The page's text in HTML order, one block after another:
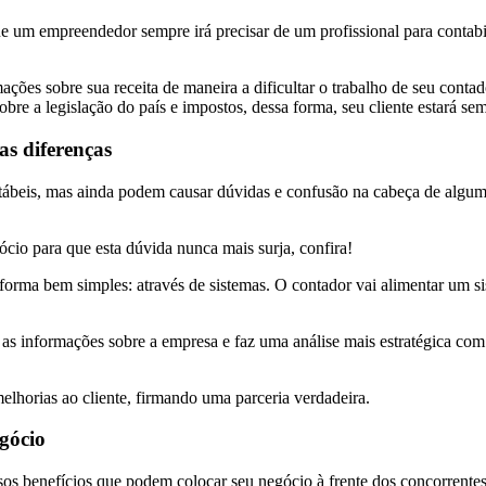
empreendedor sempre irá precisar de um profissional para
sobre sua receita de maneira a dificultar o trabalho de seu
a legislação do país e impostos, dessa forma, seu cliente estará
diferenças
mas ainda podem causar dúvidas e confusão na cabeça de
para que esta dúvida nunca mais surja, confira!
bem simples: através de sistemas. O contador vai alimentar um
informações sobre a empresa e faz uma análise mais estratégica
ao cliente, firmando uma parceria verdadeira.
benefícios que podem colocar seu negócio à frente dos